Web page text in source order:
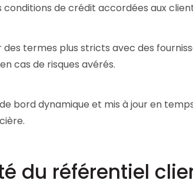
conditions de crédit accordées aux
des termes plus stricts avec des
cas de risques avérés.
bord dynamique et mis à jour en
du référentiel